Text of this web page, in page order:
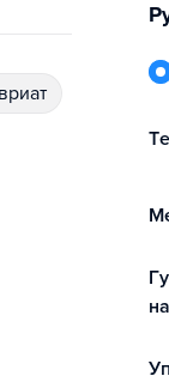
гуманитарные и социальные